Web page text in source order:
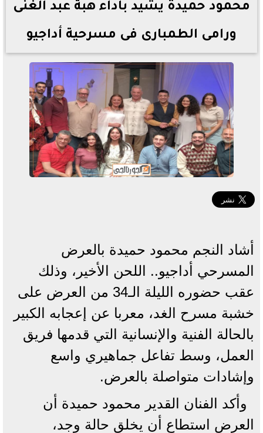
محمود حميدة يشيد بأداء هبة عبد الغنى
ورامى الطمبارى فى مسرحية أداجيو
أشاد النجم محمود حميدة بالعرض
المسرحي أداجيو.. اللحن الأخير، وذلك
عقب حضوره الليلة الـ34 من العرض على
خشبة مسرح الغد، معربا عن إعجابه الكبير
بالحالة الفنية والإنسانية التي قدمها فريق
العمل، وسط تفاعل جماهيري واسع
وإشادات متواصلة بالعرض.
وأكد الفنان القدير محمود حميدة أن
العرض استطاع أن يخلق حالة وجد،